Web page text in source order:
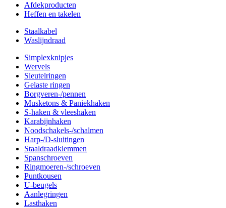
Afdekproducten
Heffen en takelen
Staalkabel
Waslijndraad
Simplexknipjes
Wervels
Sleutelringen
Gelaste ringen
Borgveren-/pennen
Musketons & Paniekhaken
S-haken & vleeshaken
Karabijnhaken
Noodschakels-/schalmen
Harp-/D-sluitingen
Staaldraadklemmen
Spanschroeven
Ringmoeren-/schroeven
Puntkousen
U-beugels
Aanlegringen
Lasthaken